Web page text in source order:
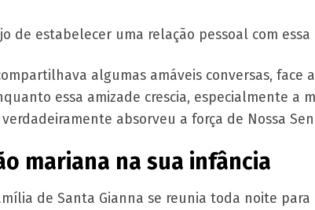
de estabelecer uma relação pessoal com
algumas amáveis conversas, face
essa amizade crescia, especialmente a
absorveu a força de Nossa
mariana na sua infância
de Santa Gianna se reunia toda noite para